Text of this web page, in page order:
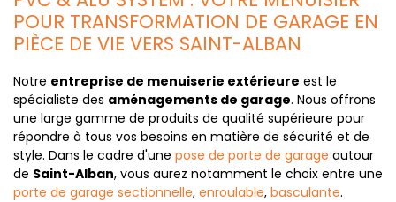
POUR TRANSFORMATION DE GARAGE EN
PIÈCE DE VIE VERS SAINT-ALBAN
Notre entreprise de menuiserie extérieure est le
spécialiste des aménagements de garage. Nous offrons
une large gamme de produits de qualité supérieure pour
répondre à tous vos besoins en matière de sécurité et de
style. Dans le cadre d'une pose de porte de garage autour
de Saint-Alban, vous aurez notamment le choix entre une
porte de garage sectionnelle, enroulable, basculante.